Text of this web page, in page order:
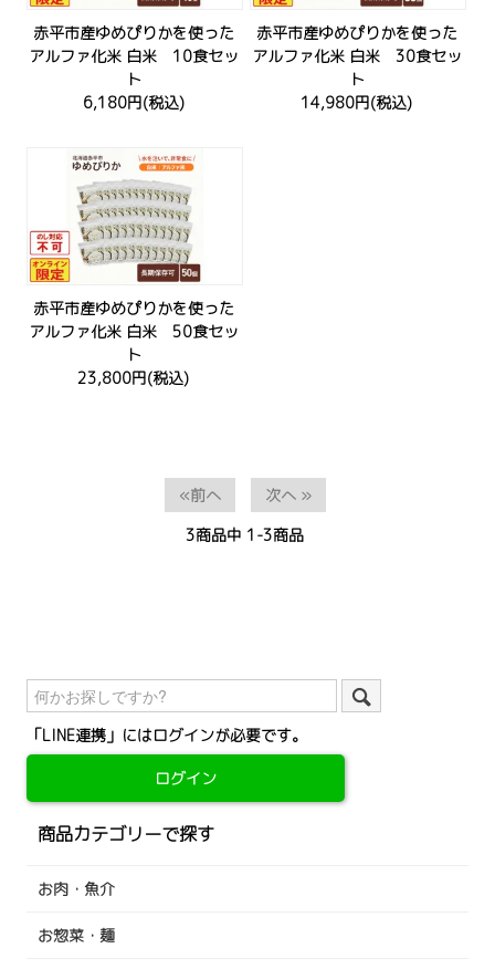
赤平市産ゆめぴりかを使った
アルファ化米 白米 10食セッ
ト
6,180円(税込)
赤平市産ゆめぴりかを使った
アルファ化米 白米 30食セッ
ト
14,980円(税込)
赤平市産ゆめぴりかを使った
アルファ化米 白米 50食セッ
ト
23,800円(税込)
«前へ
次へ »
3商品中 1-3商品
「LINE連携」にはログインが必要です。
ログイン
商品カテゴリーで探す
お肉・魚介
お惣菜・麺